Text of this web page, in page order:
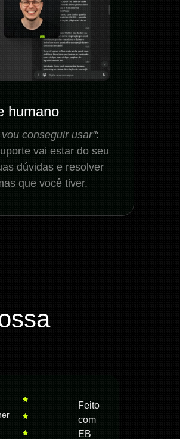
humano
conseguir usar":
vai estar do seu
dúvidas e resolver
que você tiver.
Feito
com
EB